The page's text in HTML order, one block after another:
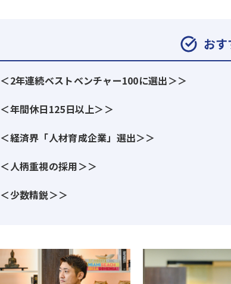
ン事業
ガジン事業
の強化も含め、経理領域を中心に会社の屋台骨と
お
2年連続ベストベンチャー100に選出＞＞
年間休日125日以上＞＞
経済界「人材育成企業」選出＞＞
人柄重視の採用＞＞
少数精鋭＞＞